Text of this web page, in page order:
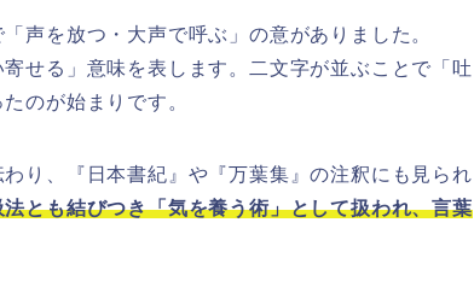
声を放つ・大声で呼ぶ」の意がありました。
せる」意味を表します。二文字が並ぶことで「吐
のが始まりです。
り、『日本書紀』や『万葉集』の注釈にも見られ
とも結びつき「気を養う術」として扱われ、言葉